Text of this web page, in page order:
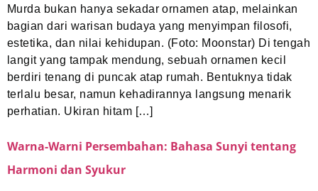
Murda bukan hanya sekadar ornamen atap, melainkan
bagian dari warisan budaya yang menyimpan filosofi,
estetika, dan nilai kehidupan. (Foto: Moonstar) Di tengah
langit yang tampak mendung, sebuah ornamen kecil
berdiri tenang di puncak atap rumah. Bentuknya tidak
terlalu besar, namun kehadirannya langsung menarik
perhatian. Ukiran hitam […]
Warna-Warni Persembahan: Bahasa Sunyi tentang
Harmoni dan Syukur